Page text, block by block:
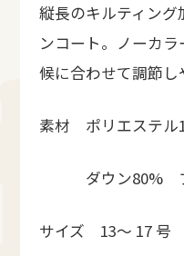
縦長のキルティング
ンコート。ノーカ
候に合わせて調節し
素材 ポリエステル
ダウン80% フ
サイズ 13～ 17 号